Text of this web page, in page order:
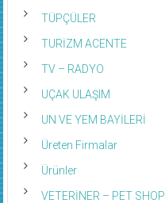
TÜPÇÜLER
TURİZM ACENTE
TV – RADYO
UÇAK ULAŞIM
UN VE YEM BAYİLERİ
Üreten Firmalar
Ürünler
VETERİNER – PET SHOP